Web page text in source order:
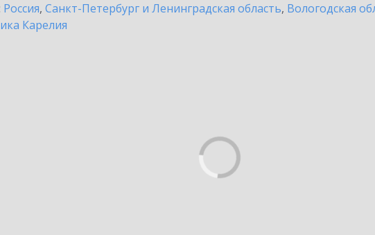
Россия, Санкт-Петербург и Ленинградская область, Вологодская
Карелия